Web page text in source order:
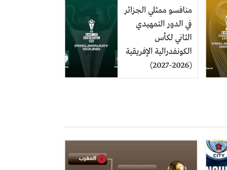
منافسو ممثلي الجزائر
في الدور التمهيدي
الثاني لكأس
الكونفدرالية الإفريقية
(2026-2027)